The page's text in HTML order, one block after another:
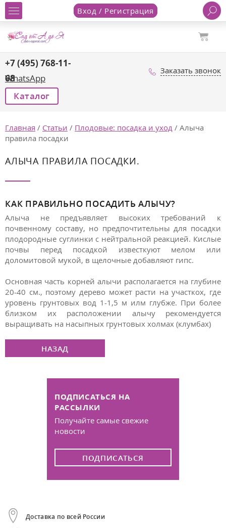
Вход / Регистрация
+7 (495) 768-11-
68
WhatsApp
Заказать звонок
Каталог
Главная / Статьи / Плодовые: посадка и уход / Алыча
правила посадки
АЛЫЧА ПРАВИЛА ПОСАДКИ.
КАК ПРАВИЛЬНО ПОСАДИТЬ АЛЫЧУ?
Алыча не предъявляет высоких требований к
почвенному составу, но предпочтительны для посадки
плодородные суглинки с нейтральной реакцией. Кислые
почвы перед посадкой известкуют мелом или
доломитовой мукой, в щелочные добавляют гипс.
Основная часть корней алычи располагается на глубине
20-40 см., поэтому дерево может расти на участкох, где
уровень грунтовых вод 1-1,5 м илм глубже. При более
близком их расположении алычу рекомендуется
выращивать на насыпных грунтовых холмах (клумбах)
НАЗАД
ПОДПИСАТЬСЯ НА
РАССЫЛКИ
Получайте самые свежие
новости
ПОДПИСАТЬСЯ
Доставка по всей России